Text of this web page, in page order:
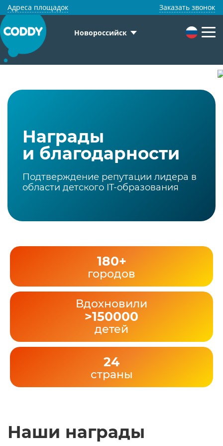
Адреса площадок Заказать звонок
Новороссийск
Награды
и благодарности
Подтверждение репутации лидера в
области детского IT-образования
180+
городов
Вдохновили
>150000
детей
24
страны
Наши награды